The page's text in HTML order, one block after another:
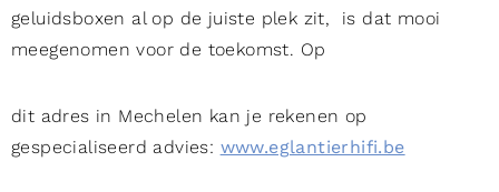
geluidsboxen al op de juiste plek zit, is dat mooi
meegenomen voor de toekomst. Op
dit adres in Mechelen kan je rekenen op
gespecialiseerd advies: www.eglantierhifi.be